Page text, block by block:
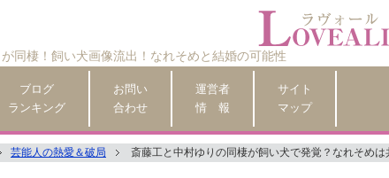
同棲！飼い犬画像流出！なれそめと結婚の可能性
ブログ
ランキング
お問い
合わせ
運営者
情 報
サイト
マップ
芸能人の熱愛＆破局 斎藤工と中村ゆりの同棲が飼い犬で発覚？なれそめは